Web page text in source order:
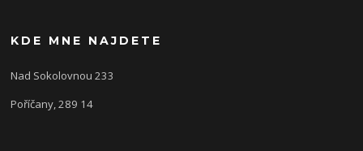
KDE MNE NAJDETE
Nad Sokolovnou 233
Poříčany, 289 14